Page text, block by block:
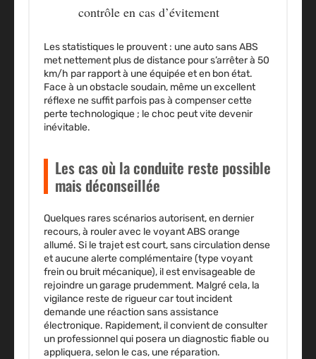
contrôle en cas d’évitement
Les statistiques le prouvent : une auto sans ABS
met nettement plus de distance pour s’arrêter à 50
km/h par rapport à une équipée et en bon état.
Face à un obstacle soudain, même un excellent
réflexe ne suffit parfois pas à compenser cette
perte technologique ; le choc peut vite devenir
inévitable.
Les cas où la conduite reste possible
mais déconseillée
Quelques rares scénarios autorisent, en dernier
recours, à rouler avec le voyant ABS orange
allumé. Si le trajet est court, sans circulation dense
et aucune alerte complémentaire (type voyant
frein ou bruit mécanique), il est envisageable de
rejoindre un garage prudemment. Malgré cela, la
vigilance reste de rigueur car tout incident
demande une réaction sans assistance
électronique. Rapidement, il convient de consulter
un professionnel qui posera un diagnostic fiable ou
appliquera, selon le cas, une réparation.